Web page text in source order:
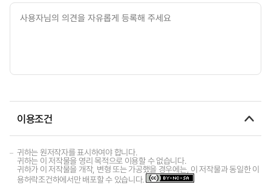
이용조건
귀하는 원저작자를 표시하여야 합니다.
귀하는 이 저작물을 영리 목적으로 이용할 수 없습니다.
귀하가 이 저작물을 개작, 변형 또는 가공했을 경우에는, 이 저작물과 동일한 이
용허락조건하에서만 배포할 수 있습니다.